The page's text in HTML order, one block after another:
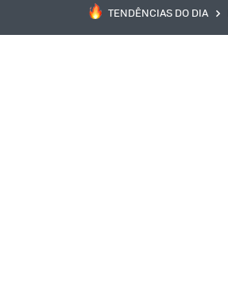
TENDÊNCIAS DO DIA